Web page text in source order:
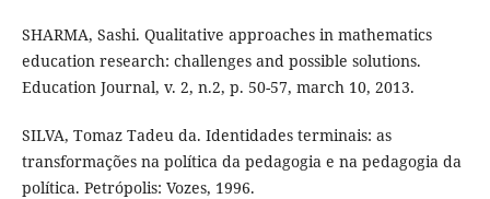
SHARMA, Sashi. Qualitative approaches in mathematics
education research: challenges and possible solutions.
Education Journal, v. 2, n.2, p. 50-57, march 10, 2013.
SILVA, Tomaz Tadeu da. Identidades terminais: as
transformações na política da pedagogia e na pedagogia da
política. Petrópolis: Vozes, 1996.